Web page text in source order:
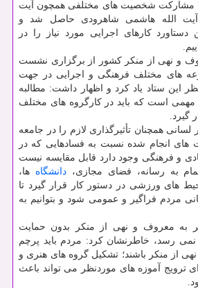
مشاركت شخصیت های مختلفی همچون آیت
الله هاشمی شاهرودی حاصل شد و
دستاورد كارهای اجرایی مورد نیاز را در
و نهی از منكر كشور از برگزاری نشست
های مختلف فرهنگی و اجرایی در جهت
این ستاد یاد كرد و اظهار داشت: مطالبه
است كه باید در كارگروه های مختلف
گیرد.
لسانی همچنان تأثیرگذاری لازم را در جامعه
های انجام شده نسبت به فسادهایی كه در
و فرهنگی وجود دارد قابل مقایسه نیست
به رسانه، فضای مجازی،دانشگاه ها،
های ورزشی در دستور كار قرار گیرد تا
مردم فراگیر و عمومی شود و بتوانیم به
به معروف و نهی از منكر بدون حمایت
نمی رسد، خاطرنشان كرد: مردم باید پرچم
از منكر باشند؛ تشكیل گروه های هنری و
ترویج آموزه های موردنظر می تواند باعث